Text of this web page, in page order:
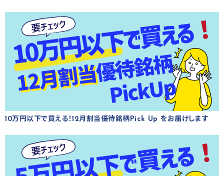
10万円以下で買える！12月割当優待銘柄Pick Up をお届けします